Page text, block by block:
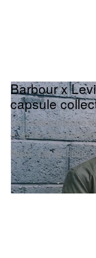
Moda
Barbour x
capsule
Una celebrazione
e spirito
Oct 30, 2025